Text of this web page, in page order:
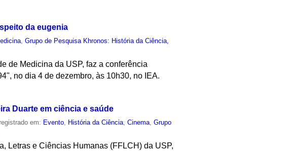
da eugenia
,Grupo de Pesquisa Khronos: História da Ciência,
de Medicina da USP, faz a conferência
no dia 4 de dezembro, às 10h30, no IEA.
Duarte em ciência e saúde
em: Evento, História da Ciência,Cinema,Grupo
Letras e Ciências Humanas (FFLCH) da USP,